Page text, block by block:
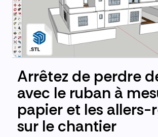
Arrêtez de perdre
avec le ruban à
papier et les allers-
sur le chantier